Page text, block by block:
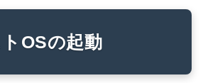
OSの起動